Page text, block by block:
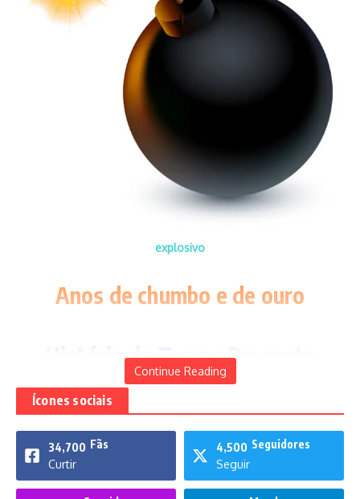
explosivo
Anos de chumbo e de ouro
História do Tempo Presente
Continue Reading
Ícones sociais
34,700 Fãs
Curtir
4,500 Seguidores
Seguir